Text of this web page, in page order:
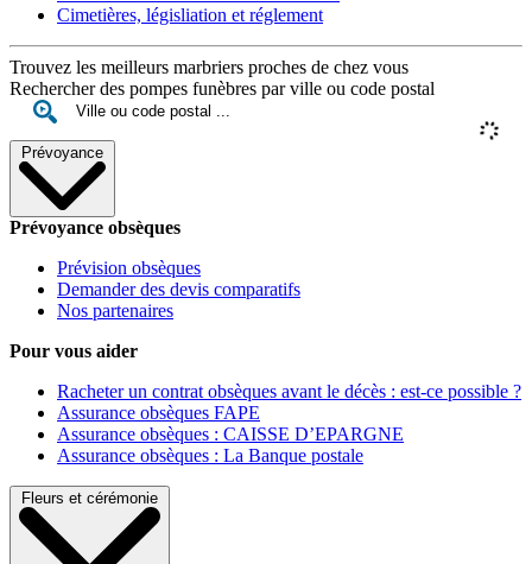
Cimetières, législiation et réglement
Trouvez les meilleurs marbriers proches de chez vous
Rechercher des pompes funèbres par ville ou code postal
Prévoyance
Prévoyance obsèques
Prévision obsèques
Demander des devis comparatifs
Nos partenaires
Pour vous aider
Racheter un contrat obsèques avant le décès : est-ce possible ?
Assurance obsèques FAPE
Assurance obsèques : CAISSE D’EPARGNE
Assurance obsèques : La Banque postale
Fleurs et cérémonie